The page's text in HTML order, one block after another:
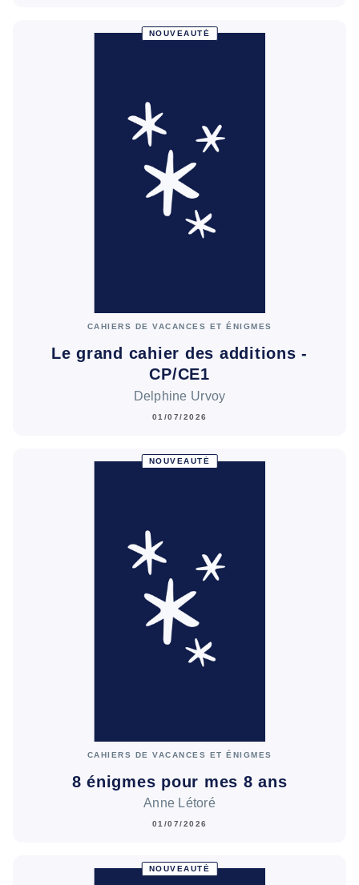
NOUVEAUTÉ
CAHIERS DE VACANCES ET ÉNIGMES
Le grand cahier des additions -
CP/CE1
Delphine Urvoy
01/07/2026
NOUVEAUTÉ
CAHIERS DE VACANCES ET ÉNIGMES
8 énigmes pour mes 8 ans
Anne Létoré
01/07/2026
NOUVEAUTÉ